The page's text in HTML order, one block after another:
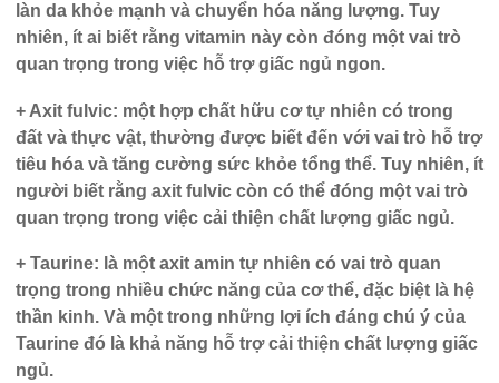
làn da khỏe mạnh và chuyển hóa năng lượng. Tuy
nhiên, ít ai biết rằng vitamin này còn đóng một vai trò
quan trọng trong việc hỗ trợ giấc ngủ ngon.
+ Axit fulvic: một hợp chất hữu cơ tự nhiên có trong
đất và thực vật, thường được biết đến với vai trò hỗ trợ
tiêu hóa và tăng cường sức khỏe tổng thể. Tuy nhiên, ít
người biết rằng axit fulvic còn có thể đóng một vai trò
quan trọng trong việc cải thiện chất lượng giấc ngủ.
+ Taurine: là một axit amin tự nhiên có vai trò quan
trọng trong nhiều chức năng của cơ thể, đặc biệt là hệ
thần kinh. Và một trong những lợi ích đáng chú ý của
Taurine đó là khả năng hỗ trợ cải thiện chất lượng giấc
ngủ.